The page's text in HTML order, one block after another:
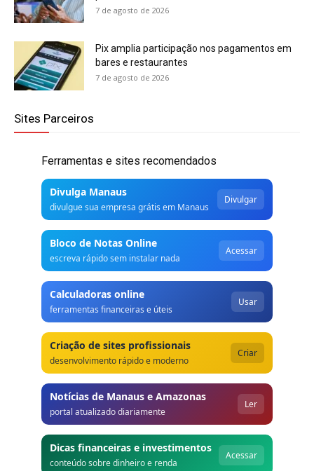
7 de agosto de 2026
Pix amplia participação nos pagamentos em
bares e restaurantes
7 de agosto de 2026
Sites Parceiros
Ferramentas e sites recomendados
Divulga Manaus
divulgue sua empresa grátis em Manaus
Divulgar
Bloco de Notas Online
escreva rápido sem instalar nada
Acessar
Calculadoras online
ferramentas financeiras e úteis
Usar
Criação de sites profissionais
desenvolvimento rápido e moderno
Criar
Notícias de Manaus e Amazonas
portal atualizado diariamente
Ler
Dicas financeiras e investimentos
conteúdo sobre dinheiro e renda
Acessar